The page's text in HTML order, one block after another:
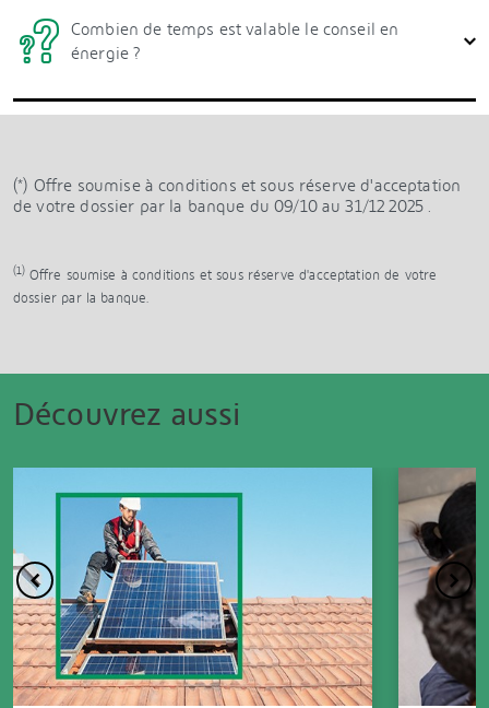
Combien de temps est valable le conseil en
énergie ?
(*) Offre soumise à conditions et sous réserve d'acceptation
de votre dossier par la banque du 09/10 au 31/12 2025 .
(1) Offre soumise à conditions et sous réserve d'acceptation de votre
dossier par la banque.
Découvrez aussi